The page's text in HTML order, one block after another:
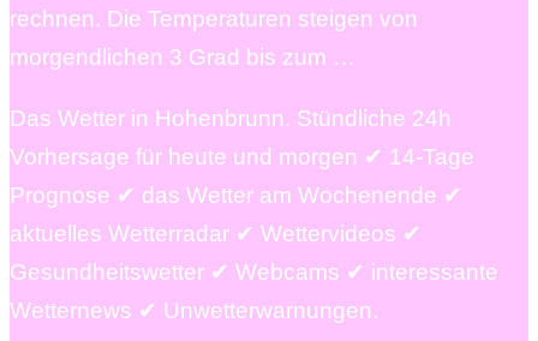
rechnen. Die Temperaturen steigen von
morgendlichen 3 Grad bis zum …
Das Wetter in Hohenbrunn. Stündliche 24h
Vorhersage für heute und morgen ✔ 14-Tage
Prognose ✔ das Wetter am Wochenende ✔
aktuelles Wetterradar ✔ Wettervideos ✔
Gesundheitswetter ✔ Webcams ✔ interessante
Wetternews ✔ Unwetterwarnungen.